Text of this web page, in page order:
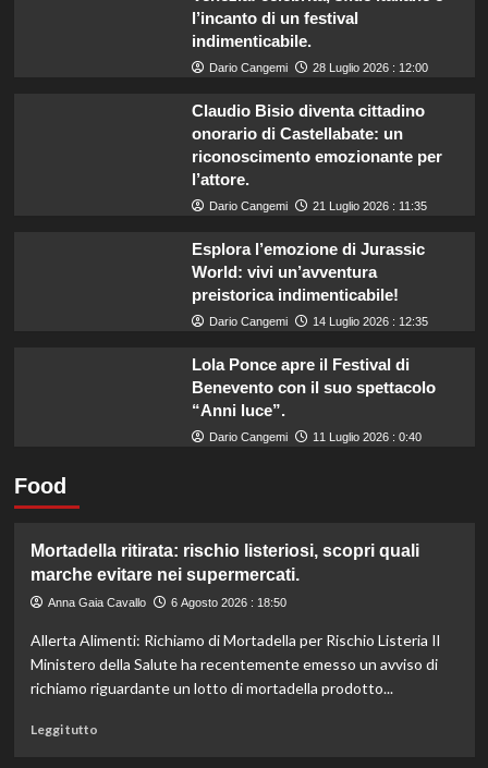
l’incanto di un festival
indimenticabile.
Dario Cangemi 28 Luglio 2026 : 12:00
Claudio Bisio diventa cittadino
onorario di Castellabate: un
riconoscimento emozionante per
l’attore.
Dario Cangemi 21 Luglio 2026 : 11:35
Esplora l’emozione di Jurassic
World: vivi un’avventura
preistorica indimenticabile!
Dario Cangemi 14 Luglio 2026 : 12:35
Lola Ponce apre il Festival di
Benevento con il suo spettacolo
“Anni luce”.
Dario Cangemi 11 Luglio 2026 : 0:40
Food
Mortadella ritirata: rischio listeriosi, scopri quali
marche evitare nei supermercati.
Anna Gaia Cavallo 6 Agosto 2026 : 18:50
Allerta Alimenti: Richiamo di Mortadella per Rischio Listeria Il
Ministero della Salute ha recentemente emesso un avviso di
richiamo riguardante un lotto di mortadella prodotto...
Leggi tuttoLeggi